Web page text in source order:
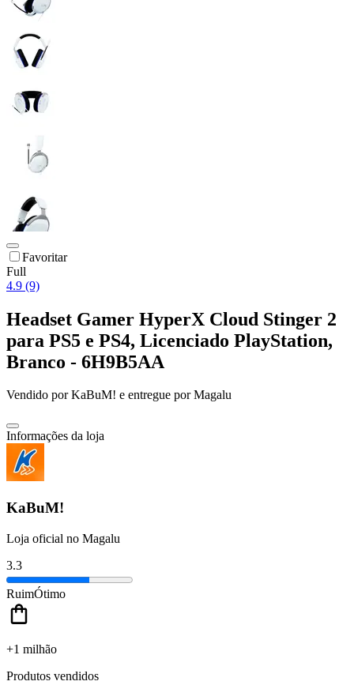
Favoritar
Full
4.9 (9)
Headset Gamer HyperX Cloud Stinger 2
para PS5 e PS4, Licenciado PlayStation,
Branco - 6H9B5AA
Vendido porKaBuM! e entregue por Magalu
Informações da loja
KaBuM!
Loja oficial no Magalu
3.3
RuimÓtimo
+1 milhão
Produtos vendidos